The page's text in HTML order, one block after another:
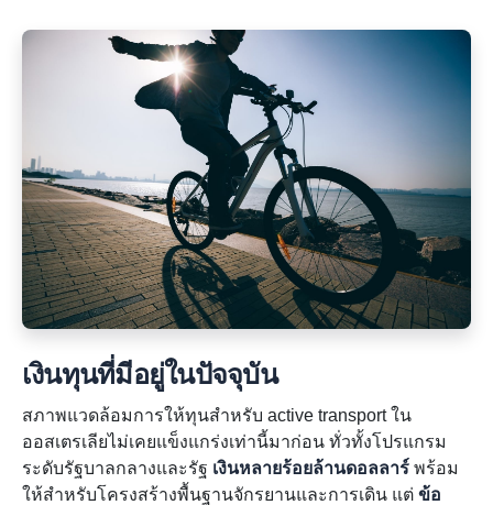
เงินทุนที่มีอยู่ในปัจจุบัน
สภาพแวดล้อมการให้ทุนสำหรับ active transport ใน
ออสเตรเลียไม่เคยแข็งแกร่งเท่านี้มาก่อน ทั่วทั้งโปรแกรม
ระดับรัฐบาลกลางและรัฐ เงินหลายร้อยล้านดอลลาร์ พร้อม
ให้สำหรับโครงสร้างพื้นฐานจักรยานและการเดิน แต่ ข้อ